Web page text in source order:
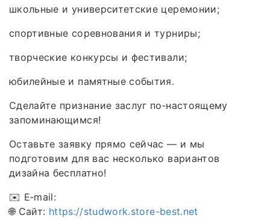
школьные и университетские церемонии;
спортивные соревнования и турниры;
творческие конкурсы и фестивали;
юбилейные и памятные события.
Сделайте признание заслуг по‑настоящему
запоминающимся!
Оставьте заявку прямо сейчас — и мы
подготовим для вас несколько вариантов
дизайна бесплатно!
✉️ E‑mail:
🌐 Сайт: https://studwork.store-best.net